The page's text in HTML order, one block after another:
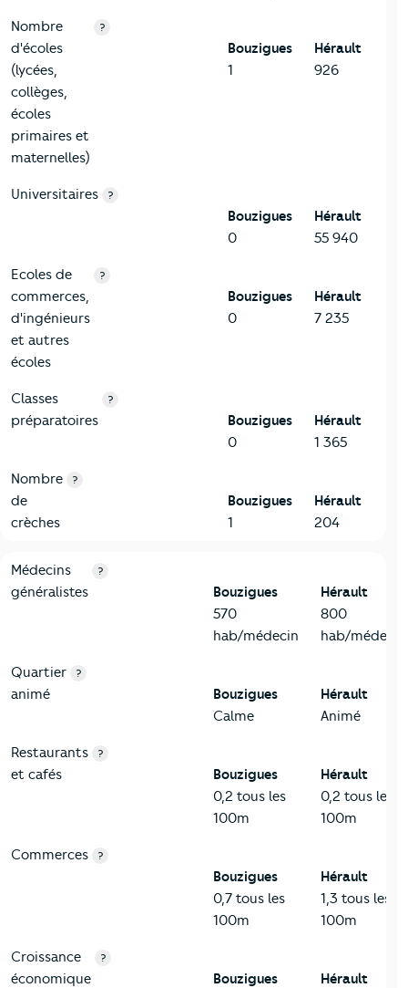
Nombre
d'écoles
(lycées,
collèges,
écoles
primaires et
maternelles)
?
Bouzigues
1
Hérault
926
Universitaires ?
Bouzigues
0
Hérault
55 940
Ecoles de
commerces,
d'ingénieurs
et autres
écoles
?
Bouzigues
0
Hérault
7 235
Classes
préparatoires
?
Bouzigues
0
Hérault
1 365
Nombre
de
crèches
?
Bouzigues
1
Hérault
204
5-Commerces
Critères Bouzigues
Médecins
généralistes
?
Bouzigues
570
hab/médecin
Hérault
800
hab/médecin
Quartier
animé
?
Bouzigues
Calme
Hérault
Animé
Restaurants
et cafés
?
Bouzigues
0,2 tous les
100m
Hérault
0,2 tous les
100m
Commerces ?
Bouzigues
0,7 tous les
100m
Hérault
1,3 tous les
100m
Croissance
économique
?
Bouzigues Hérault